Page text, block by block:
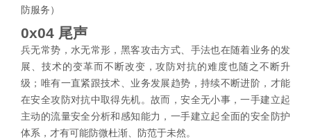
防服务）
0x04 尾声
兵无常势，水无常形，黑客攻击方式、手法也在随着业务的发
展、技术的变革而不断改变，攻防对抗的难度也随之不断升
级；唯有一直紧跟技术、业务发展趋势，持续不断进阶，才能
在安全攻防对抗中取得先机。故而，安全无小事，一手建立起
主动的流量安全分析和感知能力，一手建立起全面的安全防护
体系，才有可能防微杜渐、防范于未然。